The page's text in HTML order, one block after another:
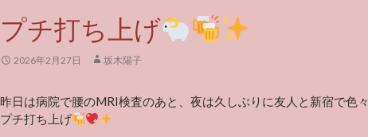
プチ打ち上げ
2026年2月27日 坂木陽子
昨日は病院で腰のMRI検査のあと、夜は久しぶりに友人と新宿で色々
プチ打ち上げ